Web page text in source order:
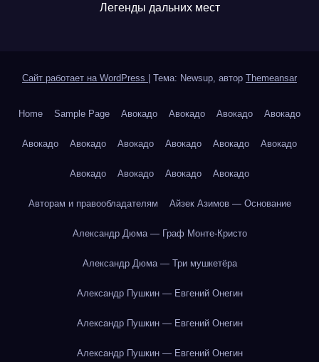
Легенды дальних мест
Сайт работает на WordPress Тема: Newsup, автор Themeansar
Home Sample Page Авокадо Авокадо Авокадо Авокадо
Авокадо Авокадо Авокадо Авокадо Авокадо Авокадо
Авокадо Авокадо Авокадо Авокадо
Авторам и правообладателям Айзек Азимов — Основание
Александр Дюма — Граф Монте-Кристо
Александр Дюма — Три мушкетёра
Александр Пушкин — Евгений Онегин
Александр Пушкин — Евгений Онегин
Александр Пушкин — Евгений Онегин